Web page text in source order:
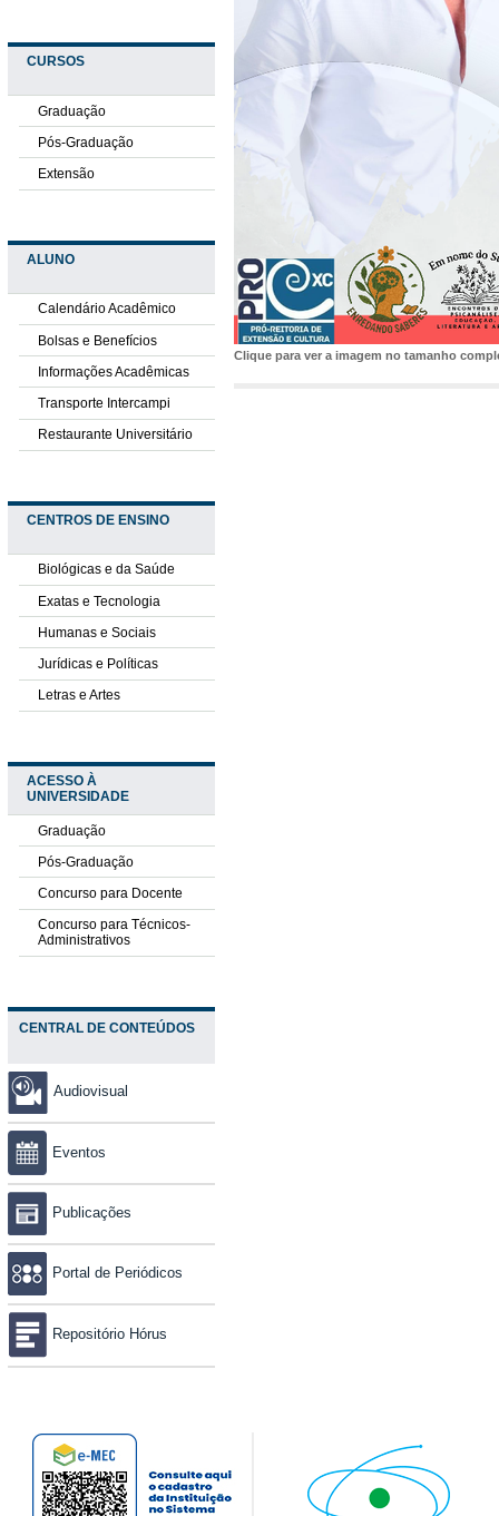
CURSOS
Graduação
Pós-Graduação
Extensão
ALUNO
Calendário Acadêmico
Bolsas e Benefícios
Informações Acadêmicas
Transporte Intercampi
Restaurante Universitário
CENTROS DE ENSINO
Biológicas e da Saúde
Exatas e Tecnologia
Humanas e Sociais
Jurídicas e Políticas
Letras e Artes
ACESSO À
UNIVERSIDADE
Graduação
Pós-Graduação
Concurso para Docente
Concurso para Técnicos-
Administrativos
CENTRAL DE CONTEÚDOS
Audiovisual
Eventos
Publicações
Portal de Periódicos
Repositório Hórus
Clique para ver a imagem no tamanho